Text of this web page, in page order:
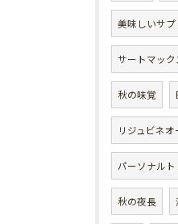
美味しいサプ
サートマック
秋の味覚
リジュビネオ
パーソナル
秋の夜長